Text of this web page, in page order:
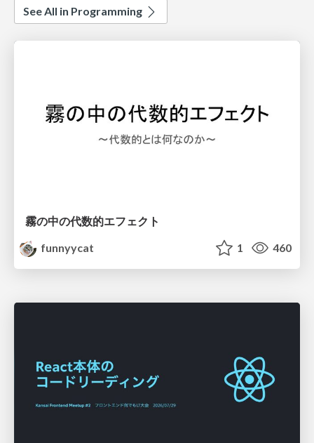
See All in Programming
霧の中の代数的エフェクト
funnyycat
1 460